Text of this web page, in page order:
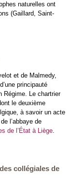
naturelles ont
(Gaillard, Saint-
et de Malmedy,
principauté
Régime. Le chartrier
le deuxième
à savoir un acte
l’abbaye de
de l’État à Liège.
collégiales de